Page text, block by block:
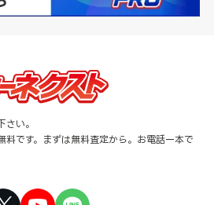
さい。
料です。まずは無料査定から。お電話一本で